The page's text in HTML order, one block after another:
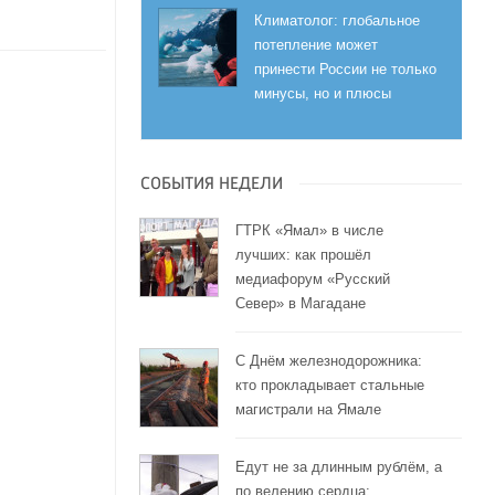
Климатолог: глобальное
потепление может
принести России не только
минусы, но и плюсы
СОБЫТИЯ НЕДЕЛИ
ГТРК «Ямал» в числе
лучших: как прошёл
медиафорум «Русский
Север» в Магадане
С Днём железнодорожника:
кто прокладывает стальные
магистрали на Ямале
Едут не за длинным рублём, а
по велению сердца: